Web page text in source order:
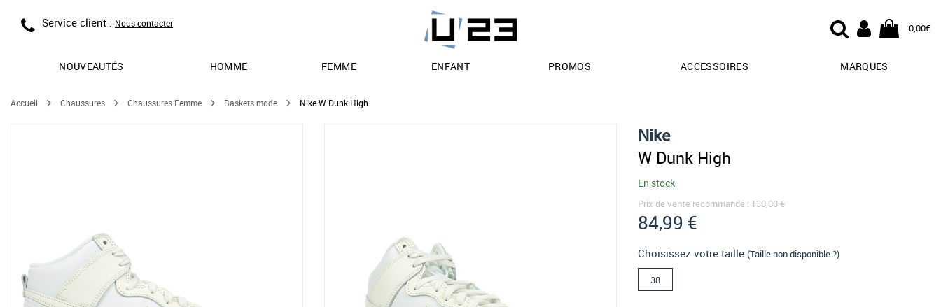
Service client : Nous contacter 0,00€
NOUVEAUTÉS HOMME FEMME ENFANT PROMOS ACCESSOIRES MARQUES
Accueil Chaussures Chaussures Femme Baskets mode Nike W Dunk High
Nike
W Dunk High
En stock
Prix de vente recommandé : 130,00 €
84,99 €
Choisissez votre taille (Taille non disponible ?)
38